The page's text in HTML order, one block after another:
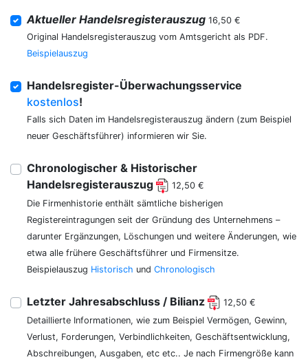
Aktueller Handelsregisterauszug 16,50 €
Original Handelsregisterauszug vom Amtsgericht als PDF.
Beispielauszug
Handelsregister-Überwachungsservice
kostenlos!
Falls sich Daten im Handelsregisterauszug ändern (zum Beispiel
neuer Geschäftsführer) informieren wir Sie.
Chronologischer & Historischer
Handelsregisterauszug
12,50 €
Die Firmenhistorie enthält sämtliche bisherigen
Registereintragungen seit der Gründung des Unternehmens –
darunter Ergänzungen, Löschungen und weitere Änderungen, wie
etwa alle frühere Geschäftsführer und Firmensitze.
Beispielauszug Historisch und Chronologisch
Letzter Jahresabschluss / Bilianz
12,50 €
Detaillierte Informationen, wie zum Beispiel Vermögen, Gewinn,
Verlust, Forderungen, Verbindlichkeiten, Geschäftsentwicklung,
Abschreibungen, Ausgaben, etc etc.. Je nach Firmengröße kann